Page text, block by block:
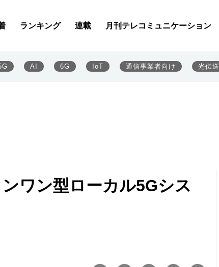
ランキング 連載 月刊テレコミュニケーション
AI 6G IoT 通信事業者向け 光伝送
ワン型ローカル5Gシス